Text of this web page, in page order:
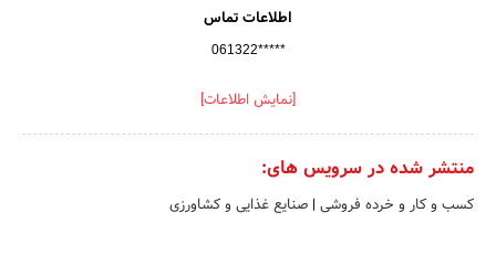
اطلاعات تماس
061322*****
[نمایش اطلاعات]
منتشر شده در سرویس های:
کسب و کار و خرده فروشی | صنایع غذایی و کشاورزی